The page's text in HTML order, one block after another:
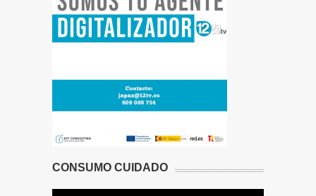
CONSUMO CUIDADO